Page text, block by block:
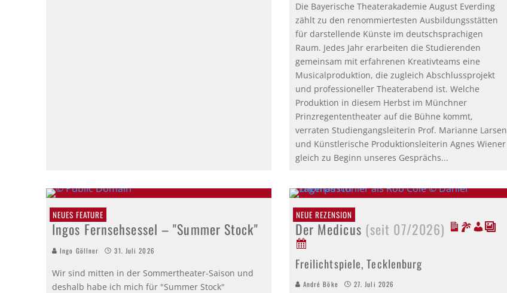
Die Bayerische Theaterakademie August Everding
zählt zu den renommiertesten Ausbildungsstätten
für darstellende Künste im deutschsprachigen
Raum. Jedes Jahr erarbeiten die Studierenden
gemeinsam mit erfahrenen Kreativteams eine
Musicalproduktion, die zugleich Abschlussprojekt
und professioneller Theaterabend ist. Welche
Produktion in diesem Herbst im Münchner
Prinzregententheater auf die Bühne kommt,
verraten Studiengangsleiterin Prof. Marianne Larsen
und Künstlerische Produktionsleiterin Agnes Wiener
gleich zu Beginn unseres Gesprächs...
NEUES FEATURE
Ingos Fernsehsessel – "Summer Stock"
Ingo Göllner 31. Juli 2026
Wir sind mitten in der Sommertheater-Saison und
deshalb habe ich mich für "Summer Stock"
NEUE REZENSION
Der Medicus (seit 07/2026)
Freilichtspiele, Tecklenburg
André Böke 27. Juli 2026